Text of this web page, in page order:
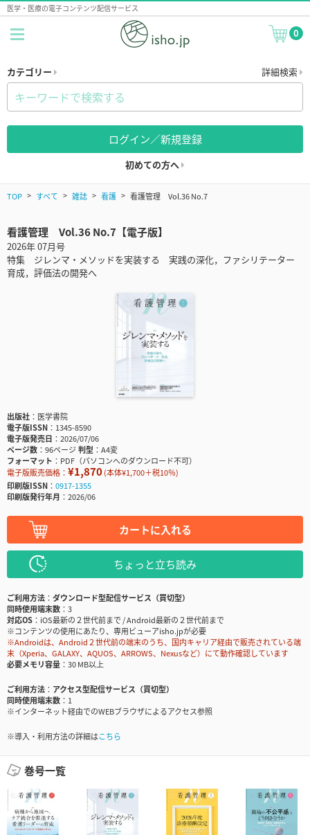
医学・医療の電子コンテンツ配信サービス
0
カテゴリー 詳細検索
ログイン／新規登録
初めての方へ
TOP すべて 雑誌 看護 看護管理 Vol.36 No.7
看護管理 Vol.36 No.7【電子版】
2026年 07月号
特集 ジレンマ・メソッドを実装する 実践の深化，ファシリテーター
育成，評価法の開発へ
出版社
医学書院
電子版ISSN
1345-8590
電子版発売日
2026/07/06
ページ数
96ページ判型
A4変
フォーマット
PDF（パソコンへのダウンロード不可）
電子版販売価格： ¥1,870(本体¥1,700＋税10％)
印刷版ISSN
0917-1355
印刷版発行年月
2026/06
カートに入れる
ちょっと立ち読み
ご利用方法
ダウンロード型配信サービス（買切型）
同時使用端末数
3
対応OS
iOS最新の２世代前まで / Android最新の２世代前まで
※コンテンツの使用にあたり、専用ビューアisho.jpが必要
※Androidは、Android２世代前の端末のうち、国内キャリア経由で販売されている端
末（Xperia、GALAXY、AQUOS、ARROWS、Nexusなど）にて動作確認しています
必要メモリ容量
30 MB以上
ご利用方法
アクセス型配信サービス（買切型）
同時使用端末数
1
※インターネット経由でのWEBブラウザによるアクセス参照
※導入・利用方法の詳細はこちら
巻号一覧